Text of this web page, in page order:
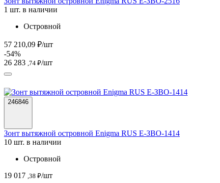
1 шт. в наличии
Островной
57 210,09 ₽/шт
-54%
26 283 ,74 ₽/шт
246846
Зонт вытяжной островной Enigma RUS Е-ЗВО-1414
10 шт. в наличии
Островной
19 017 ,38 ₽/шт